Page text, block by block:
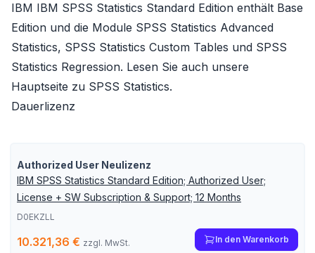
IBM IBM SPSS Statistics Standard Edition enthält Base
Edition und die Module SPSS Statistics Advanced
Statistics, SPSS Statistics Custom Tables und SPSS
Statistics Regression. Lesen Sie auch unsere
Hauptseite zu SPSS Statistics.
Dauerlizenz
Authorized User Neulizenz
IBM SPSS Statistics Standard Edition; Authorized User;
License + SW Subscription & Support; 12 Months
D0EKZLL
10.321,36 € zzgl. MwSt. In den Warenkorb